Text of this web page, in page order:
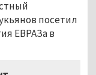
посетил
ЕВРАЗа в